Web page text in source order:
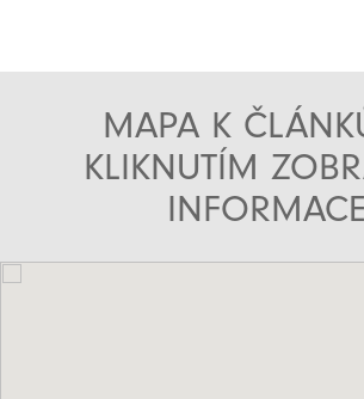
MAPA K
KLIKNUTÍM
INFORMACE